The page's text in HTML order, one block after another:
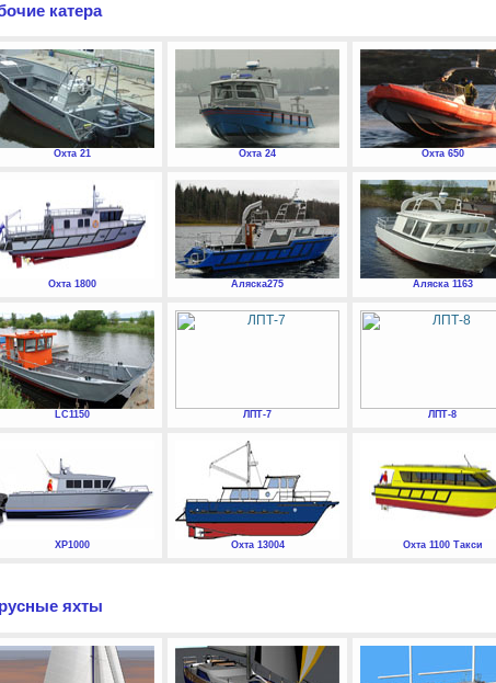
катера
Охта 21 Охта 24 Охта 650
Охта 1800 Аляска275 Аляска 1163
LC1150 ЛПТ-7 ЛПТ-8
XP1000 Охта 13004 Охта 1100 Такси
яхты